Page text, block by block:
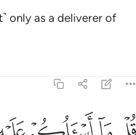
only as a deliverer of
قل ما اسالكم عليه من اجر الا
قُلْ مَآ أَسْـَٔلُكُمْ عَلَيْهِ مِنْ أَجْرٍ